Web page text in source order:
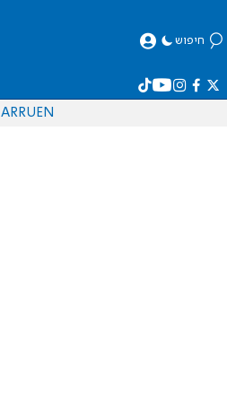
חיפוש
EN
RU
AR